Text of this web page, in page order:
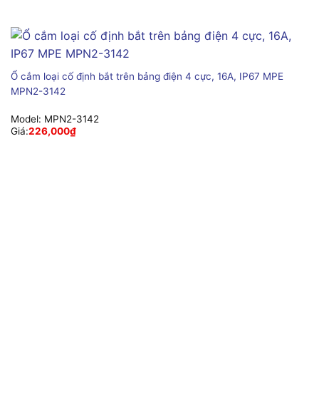
Ổ cắm loại cố định bắt trên bảng điện 4 cực, 16A, IP67 MPE
MPN2-3142
Model: MPN2-3142
Giá:226,000₫